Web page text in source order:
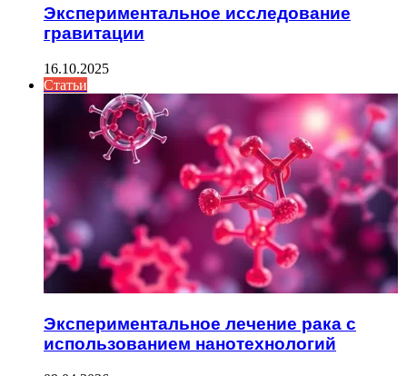
Экспериментальное исследование
гравитации
16.10.2025
Статьи
Экспериментальное лечение рака с
использованием нанотехнологий